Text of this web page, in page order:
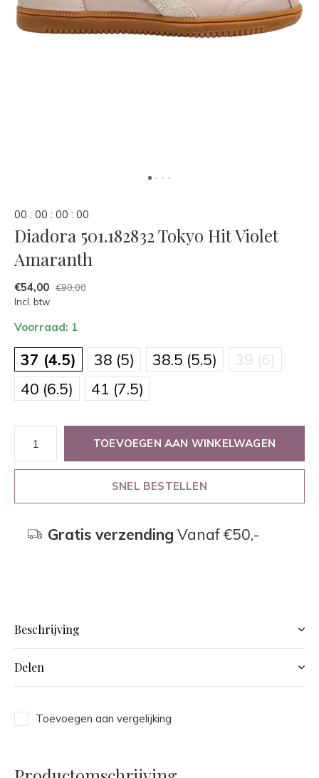
00 : 00 : 00 : 00
Diadora 501.182832 Tokyo Hit Violet
Amaranth
€54,00 €90,00
Incl. btw
Voorraad: 1
37 (4.5) 38 (5) 38.5 (5.5)
39 (6)
40 (6.5)
41 (7.5)
TOEVOEGEN AAN WINKELWAGEN
SNEL BESTELLEN
Gratis verzending Vanaf €50,-
Beschrijving
Delen
Toevoegen aan vergelijking